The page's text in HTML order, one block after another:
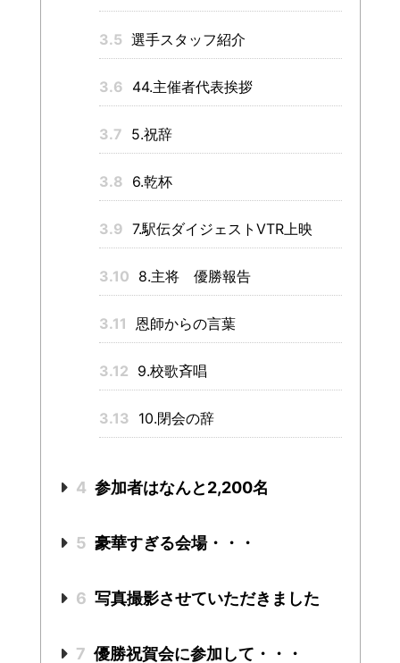
3.5 選手スタッフ紹介
3.6 44.主催者代表挨拶
3.7 5.祝辞
3.8 6.乾杯
3.9 7.駅伝ダイジェストVTR上映
3.10 8.主将 優勝報告
3.11 恩師からの言葉
3.12 9.校歌斉唱
3.13 10.閉会の辞
4 参加者はなんと2,200名
5 豪華すぎる会場・・・
6 写真撮影させていただきました
7 優勝祝賀会に参加して・・・